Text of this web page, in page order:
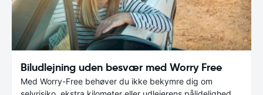
Biludlejning uden besvær med Worry Free
Med Worry-Free behøver du ikke bekymre dig om